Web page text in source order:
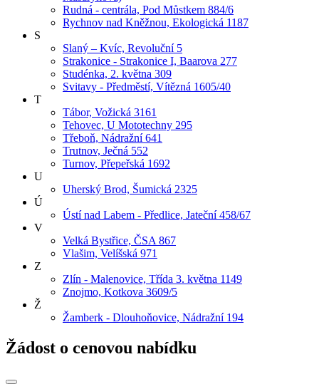
Rudná - centrála, Pod Můstkem 884/6
Rychnov nad Kněžnou, Ekologická 1187
S
Slaný – Kvíc, Revoluční 5
Strakonice - Strakonice I, Baarova 277
Studénka, 2. května 309
Svitavy - Předměstí, Vítězná 1605/40
T
Tábor, Vožická 3161
Tehovec, U Mototechny 295
Třeboň, Nádražní 641
Trutnov, Ječná 552
Turnov, Přepeřská 1692
U
Uherský Brod, Šumická 2325
Ú
Ústí nad Labem - Předlice, Jateční 458/67
V
Velká Bystřice, ČSA 867
Vlašim, Velíšská 971
Z
Zlín - Malenovice, Třída 3. května 1149
Znojmo, Kotkova 3609/5
Ž
Žamberk - Dlouhoňovice, Nádražní 194
Žádost o cenovou nabídku